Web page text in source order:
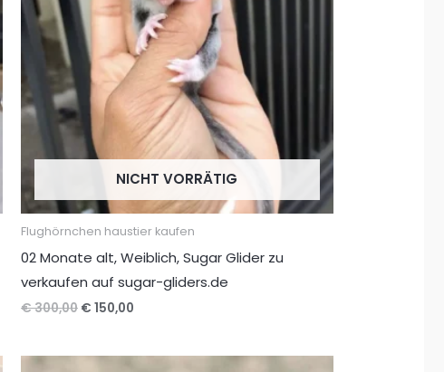
NICHT VORRÄTIG
Flughörnchen haustier kaufen
02 Monate alt, Weiblich, Sugar Glider zu
verkaufen auf sugar-gliders.de
€300,00 Ursprünglicher
€ 300,00
€ 150,00
€ 150,00.